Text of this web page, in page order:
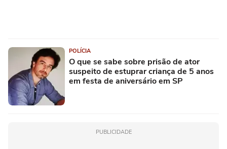
POLÍCIA
O que se sabe sobre prisão de ator
suspeito de estuprar criança de 5 anos
em festa de aniversário em SP
PUBLICIDADE